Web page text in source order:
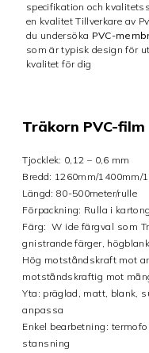
specifikation och
en kvalitetTillverkare av
du undersöka PVC-
som är typisk design för
kvalitet för dig
Träkorn PVC-film
Tjocklek: 0,12 – 0,6 mm
Bredd: 1260mm/1400mm/
Längd: 80-500meter/rulle
Förpackning: Rulla i
Färg: W ide färgval som
gnistrande färger,
Hög motståndskraft mot
motståndskraftig mot
Yta: präglad, matt, blank,
anpassa
Enkel bearbetning:
stansning